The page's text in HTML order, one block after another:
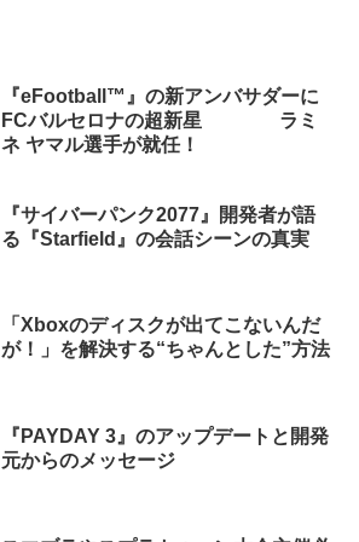
『eFootball™』の新アンバサダーに
FCバルセロナの超新星 ラミ
ネ ヤマル選手が就任！
『サイバーパンク2077』開発者が語
る『Starfield』の会話シーンの真実
「Xboxのディスクが出てこないんだ
が！」を解決する“ちゃんとした”方法
『PAYDAY 3』のアップデートと開発
元からのメッセージ